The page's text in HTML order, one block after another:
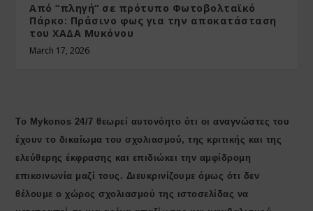
Από “πληγή” σε πρότυπο Φωτοβολταϊκό
Πάρκο: Πράσινο φως για την αποκατάσταση
του ΧΑΔΑ Μυκόνου
March 17, 2026
Το Mykonos 24/7 θεωρεί αυτονόητο ότι οι αναγνώστες του
έχουν το δικαίωμα του σχολιασμού, της κριτικής και της
ελεύθερης έκφρασης και επιδιώκει την αμφίδρομη
επικοινωνία μαζί τους. Διευκρινίζουμε όμως ότι δεν
θέλουμε ο χώρος σχολιασμού της ιστοσελίδας να